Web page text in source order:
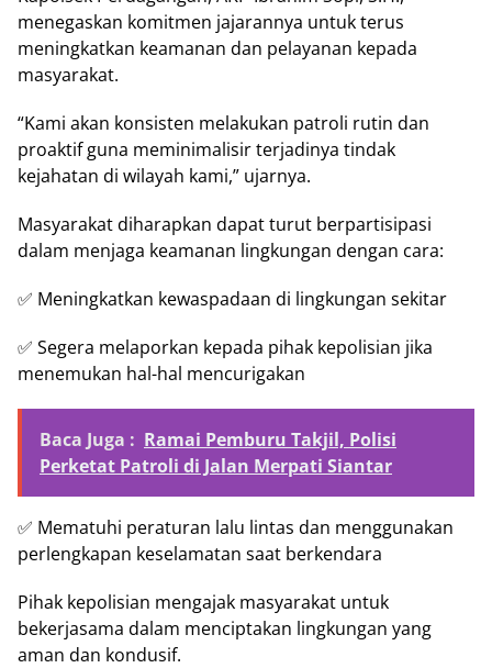
menegaskan komitmen jajarannya untuk terus
meningkatkan keamanan dan pelayanan kepada
masyarakat.
“Kami akan konsisten melakukan patroli rutin dan
proaktif guna meminimalisir terjadinya tindak
kejahatan di wilayah kami,” ujarnya.
Masyarakat diharapkan dapat turut berpartisipasi
dalam menjaga keamanan lingkungan dengan cara:
✅ Meningkatkan kewaspadaan di lingkungan sekitar
✅ Segera melaporkan kepada pihak kepolisian jika
menemukan hal-hal mencurigakan
Baca Juga : Ramai Pemburu Takjil, Polisi
Perketat Patroli di Jalan Merpati Siantar
✅ Mematuhi peraturan lalu lintas dan menggunakan
perlengkapan keselamatan saat berkendara
Pihak kepolisian mengajak masyarakat untuk
bekerjasama dalam menciptakan lingkungan yang
aman dan kondusif.